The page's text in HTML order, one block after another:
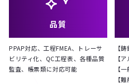
品質
PPAP対応、工程FMEA、トレーサ
ビリティ化、QC工程表、各種品質
監査、帳票類に対応可能
【
【
【
【